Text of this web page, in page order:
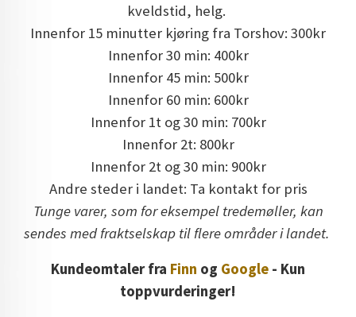
kveldstid, helg.
Innenfor 15 minutter kjøring fra Torshov: 300kr
Innenfor 30 min: 400kr
Innenfor 45 min: 500kr
Innenfor 60 min: 600kr
Innenfor 1t og 30 min: 700kr
Innenfor 2t: 800kr
Innenfor 2t og 30 min: 900kr
Andre steder i landet: Ta kontakt for pris
Tunge varer, som for eksempel tredemøller, kan
sendes med fraktselskap til flere områder i landet.
Kundeomtaler fra Finn og Google - Kun
toppvurderinger!